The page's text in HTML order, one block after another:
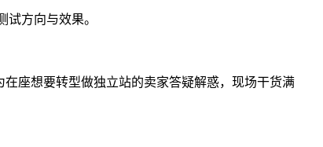
方向与效果。
座想要转型做独立站的卖家答疑解惑，现场干货满